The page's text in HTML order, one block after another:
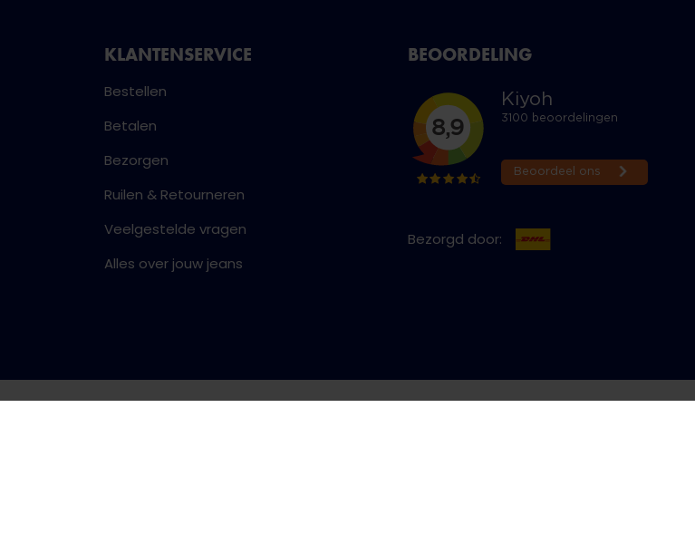
KLANTENSERVICE
Bestellen
Betalen
Bezorgen
Ruilen & Retourneren
Veelgestelde vragen
Alles over jouw jeans
BEOORDELING
Bezorgd door: